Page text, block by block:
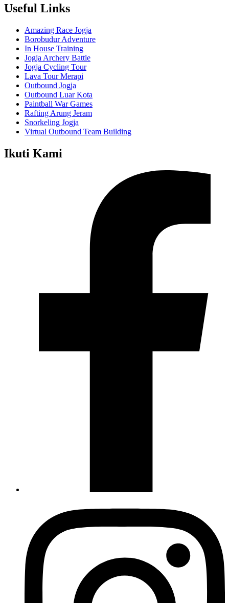
Useful Links
Amazing Race Jogja
Borobudur Adventure
In House Training
Jogja Archery Battle
Jogja Cycling Tour
Lava Tour Merapi
Outbound Jogja
Outbound Luar Kota
Paintball War Games
Rafting Arung Jeram
Snorkeling Jogja
Virtual Outbound Team Building
Ikuti Kami